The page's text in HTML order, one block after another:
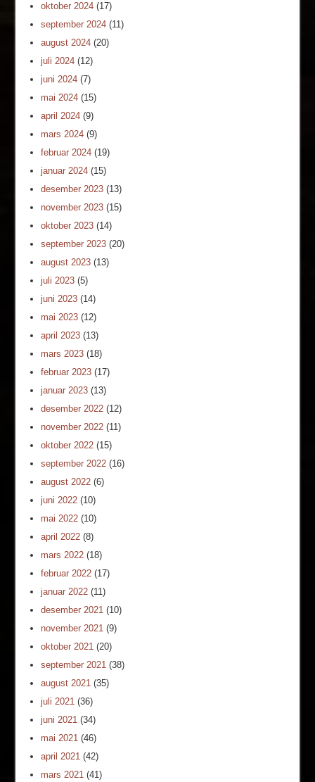
oktober 2024 (17)
september 2024 (11)
august 2024 (20)
juli 2024 (12)
juni 2024 (7)
mai 2024 (15)
april 2024 (9)
mars 2024 (9)
februar 2024 (19)
januar 2024 (15)
desember 2023 (13)
november 2023 (15)
oktober 2023 (14)
september 2023 (20)
august 2023 (13)
juli 2023 (5)
juni 2023 (14)
mai 2023 (12)
april 2023 (13)
mars 2023 (18)
februar 2023 (17)
januar 2023 (13)
desember 2022 (12)
november 2022 (11)
oktober 2022 (15)
september 2022 (16)
august 2022 (6)
juni 2022 (10)
mai 2022 (10)
april 2022 (8)
mars 2022 (18)
februar 2022 (17)
januar 2022 (11)
desember 2021 (10)
november 2021 (9)
oktober 2021 (20)
september 2021 (38)
august 2021 (35)
juli 2021 (36)
juni 2021 (34)
mai 2021 (46)
april 2021 (42)
mars 2021 (41)